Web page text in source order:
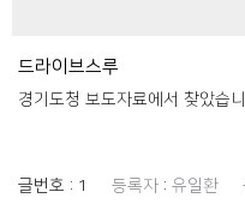
드라이브스루
경기도청 보도자료에서 찾았습
글번호 : 1 등록자 : 유일환